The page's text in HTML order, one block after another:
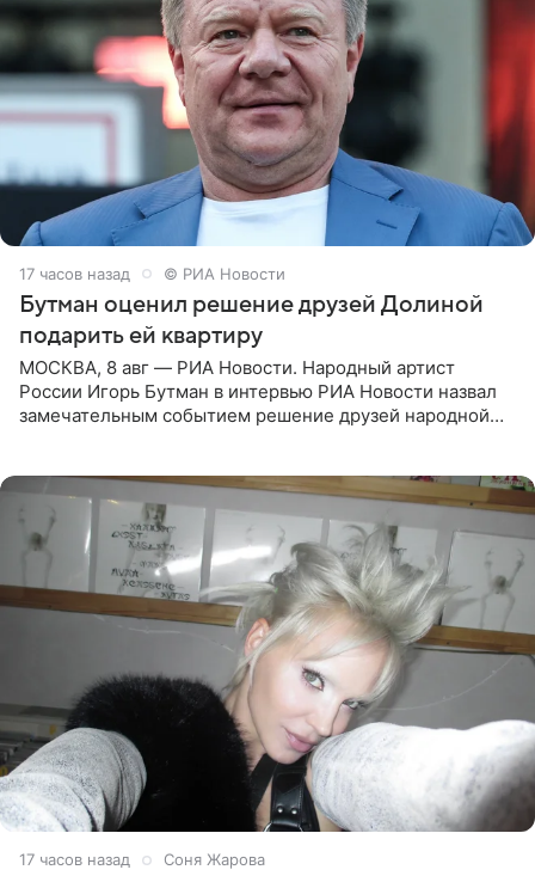
17 часов назад © РИА Новости
Бутман оценил решение друзей Долиной
подарить ей квартиру
МОСКВА, 8 авг — РИА Новости. Народный артист
России Игорь Бутман в интервью РИА Новости назвал
замечательным событием решение друзей народной
17 часов назад Соня Жарова